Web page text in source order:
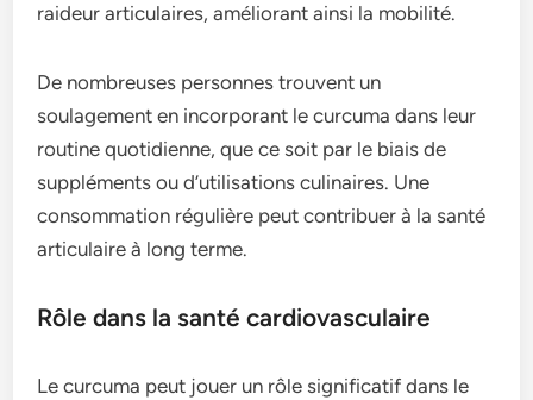
raideur articulaires, améliorant ainsi la mobilité.
De nombreuses personnes trouvent un
soulagement en incorporant le curcuma dans leur
routine quotidienne, que ce soit par le biais de
suppléments ou d’utilisations culinaires. Une
consommation régulière peut contribuer à la santé
articulaire à long terme.
Rôle dans la santé cardiovasculaire
Le curcuma peut jouer un rôle significatif dans le